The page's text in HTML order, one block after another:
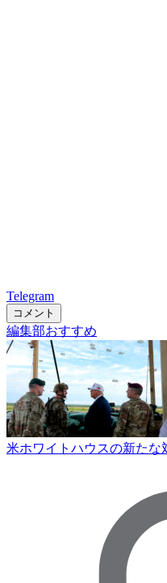
Telegram
コメント
編集部おすすめ
米ホワイトハウスの新た